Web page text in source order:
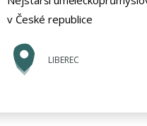
v České republice
LIBEREC